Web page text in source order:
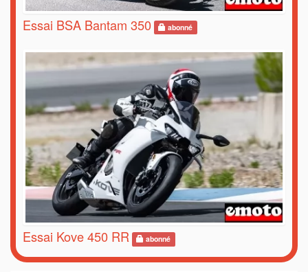
Essai BSA Bantam 350 abonné
Essai Kove 450 RR abonné